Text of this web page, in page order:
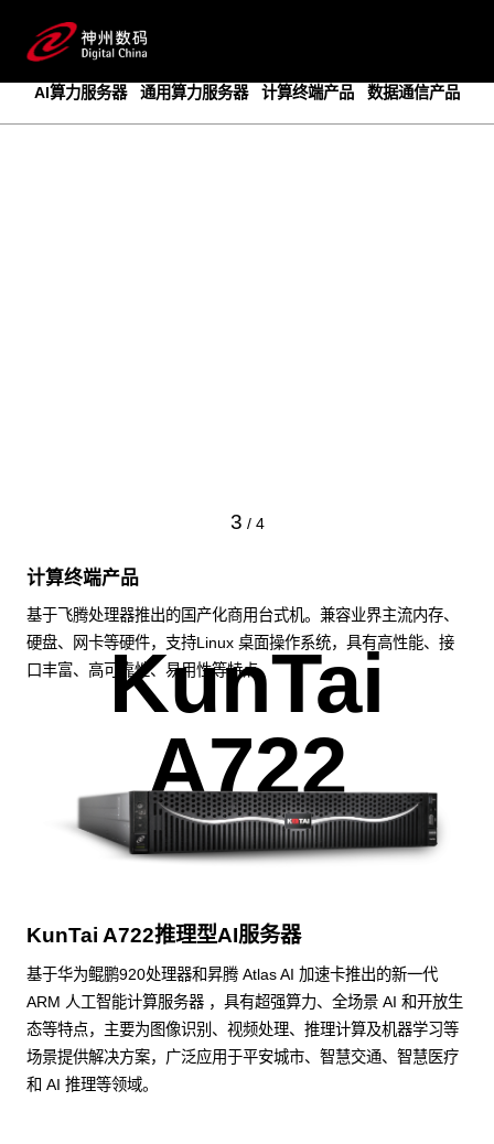
AI算力服务器
通用算力服务器 计算终端产品 数据通信产品
3 / 4
计算终端产品
基于飞腾处理器推出的国产化商用台式机。兼容业界主流内存、
硬盘、网卡等硬件，支持Linux 桌面操作系统，具有高性能、接
口丰富、高可靠性、易用性等特点。
KunTai
A722
KunTai A722推理型AI服务器
基于华为鲲鹏920处理器和昇腾 Atlas AI 加速卡推出的新一代
ARM 人工智能计算服务器 ，具有超强算力、全场景 AI 和开放生
态等特点，主要为图像识别、视频处理、推理计算及机器学习等
场景提供解决方案，广泛应用于平安城市、智慧交通、智慧医疗
和 AI 推理等领域。